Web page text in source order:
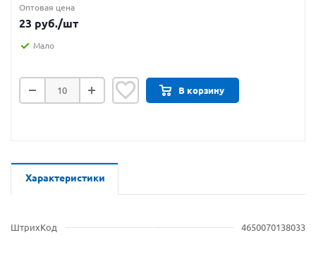
Оптовая цена
23 руб./шт
Мало
В корзину
Характеристики
ШтрихКод 4650070138033